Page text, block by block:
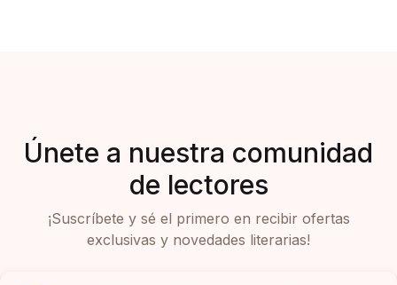
Únete a nuestra comunidad
de lectores
¡Suscríbete y sé el primero en recibir ofertas
exclusivas y novedades literarias!